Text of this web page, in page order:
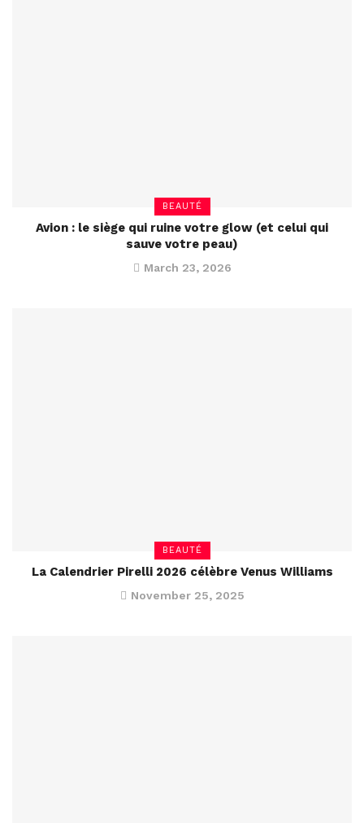
BEAUTÉ
Avion : le siège qui ruine votre glow (et celui qui
sauve votre peau)
March 23, 2026
BEAUTÉ
La Calendrier Pirelli 2026 célèbre Venus Williams
November 25, 2025